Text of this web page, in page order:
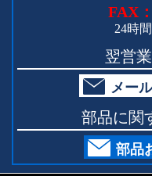
FAX
24時
翌営
メー
部品に関
部品